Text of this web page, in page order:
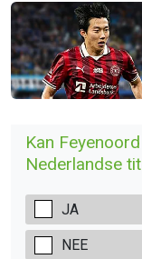
Kan
Nederlandse
JA
NEE